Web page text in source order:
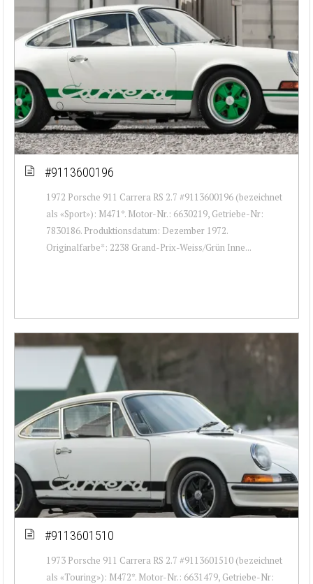
#9113600196
1972 Porsche 911 Carrera RS 2.7 #9113600196 (bezeichnet
als «Sport»): M471*. Motor-Nr.: 6630219, Getriebe-Nr:
7830186. Produktionsdatum: Dezember 1972.
Originalfarbe*: 2238 Grand-Prix-Weiss/Grün Inne...
#9113601510
1973 Porsche 911 Carrera RS 2.7 #9113601510 (bezeichnet
als «Touring»): M472*. Motor-Nr.: 6631479, Getriebe-Nr: